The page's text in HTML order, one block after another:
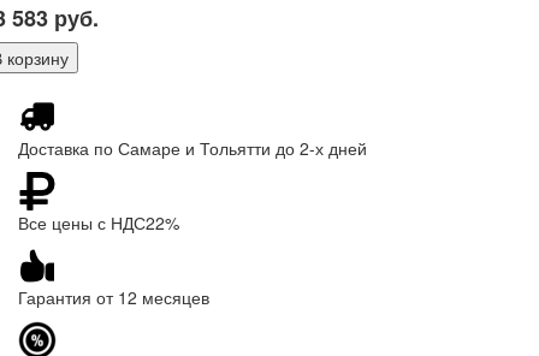
583 руб.
Доставка по Самаре и Тольятти до 2-х дней
Все цены с НДС22%
Гарантия от 12 месяцев